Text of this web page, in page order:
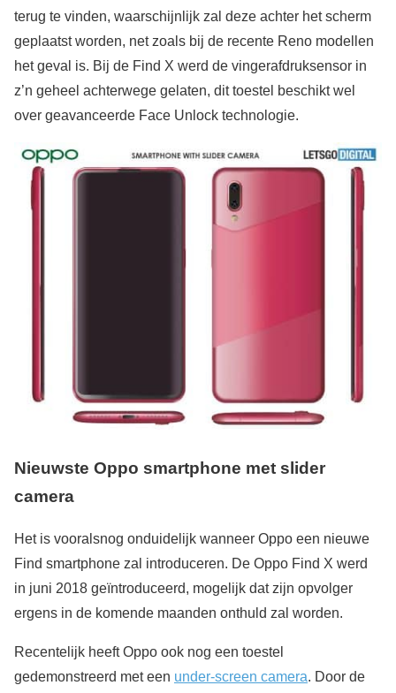
terug te vinden, waarschijnlijk zal deze achter het scherm
geplaatst worden, net zoals bij de recente Reno modellen
het geval is. Bij de Find X werd de vingerafdruksensor in
z’n geheel achterwege gelaten, dit toestel beschikt wel
over geavanceerde Face Unlock technologie.
Nieuwste Oppo smartphone met slider
camera
Het is vooralsnog onduidelijk wanneer Oppo een nieuwe
Find smartphone zal introduceren. De Oppo Find X werd
in juni 2018 geïntroduceerd, mogelijk dat zijn opvolger
ergens in de komende maanden onthuld zal worden.
Recentelijk heeft Oppo ook nog een toestel
gedemonstreerd met een under-screen camera. Door de